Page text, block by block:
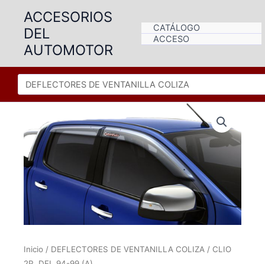
contenido
ACCESORIOS
DEL
AUTOMOTOR
CATÁLOGO
ACCESO
Inicio / DEFLECTORES DE VENTANILLA COLIZA / CLIO